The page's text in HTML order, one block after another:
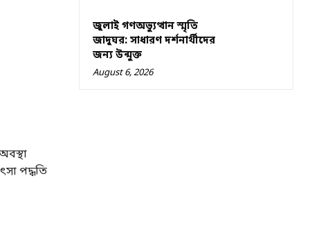
পদ্ধতি
জুলাই গণঅভ্যুত্থান স্মৃতি
জাদুঘর: সাধারণ দর্শনার্থীদের
জন্য উন্মুক্ত
August 6, 2026